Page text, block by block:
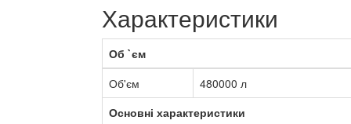
Характеристики
Об `єм
Об'єм
480000 л
Основні характеристики